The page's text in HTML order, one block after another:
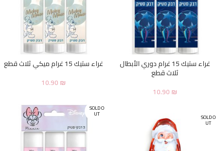
غراء ستيك 15 غرام دوري الأبطال
ثلاث قطع
10.90₪
غراء ستيك 15 غرام ميكي ثلاث قطع
10.90₪
SOLD O
UT SOLD O
UT